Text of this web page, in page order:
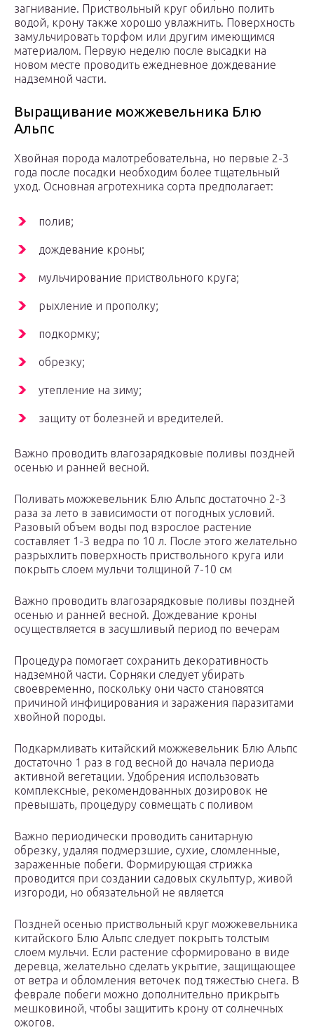
загнивание. Приствольный круг обильно полить
водой, крону также хорошо увлажнить. Поверхность
замульчировать торфом или другим имеющимся
материалом. Первую неделю после высадки на
новом месте проводить ежедневное дождевание
надземной части.
Выращивание можжевельника Блю
Альпс
Хвойная порода малотребовательна, но первые 2-3
года после посадки необходим более тщательный
уход. Основная агротехника сорта предполагает:
полив;
дождевание кроны;
мульчирование приствольного круга;
рыхление и прополку;
подкормку;
обрезку;
утепление на зиму;
защиту от болезней и вредителей.
Важно проводить влагозарядковые поливы поздней
осенью и ранней весной.
Поливать можжевельник Блю Альпс достаточно 2-3
раза за лето в зависимости от погодных условий.
Разовый объем воды под взрослое растение
составляет 1-3 ведра по 10 л. После этого желательно
разрыхлить поверхность приствольного круга или
покрыть слоем мульчи толщиной 7-10 см
Важно проводить влагозарядковые поливы поздней
осенью и ранней весной. Дождевание кроны
осуществляется в засушливый период по вечерам
Процедура помогает сохранить декоративность
надземной части. Сорняки следует убирать
своевременно, поскольку они часто становятся
причиной инфицирования и заражения паразитами
хвойной породы.
Подкармливать китайский можжевельник Блю Альпс
достаточно 1 раз в год весной до начала периода
активной вегетации. Удобрения использовать
комплексные, рекомендованных дозировок не
превышать, процедуру совмещать с поливом
Важно периодически проводить санитарную
обрезку, удаляя подмерзшие, сухие, сломленные,
зараженные побеги. Формирующая стрижка
проводится при создании садовых скульптур, живой
изгороди, но обязательной не является
Поздней осенью приствольный круг можжевельника
китайского Блю Альпс следует покрыть толстым
слоем мульчи. Если растение сформировано в виде
деревца, желательно сделать укрытие, защищающее
от ветра и обломления веточек под тяжестью снега. В
феврале побеги можно дополнительно прикрыть
мешковиной, чтобы защитить крону от солнечных
ожогов.